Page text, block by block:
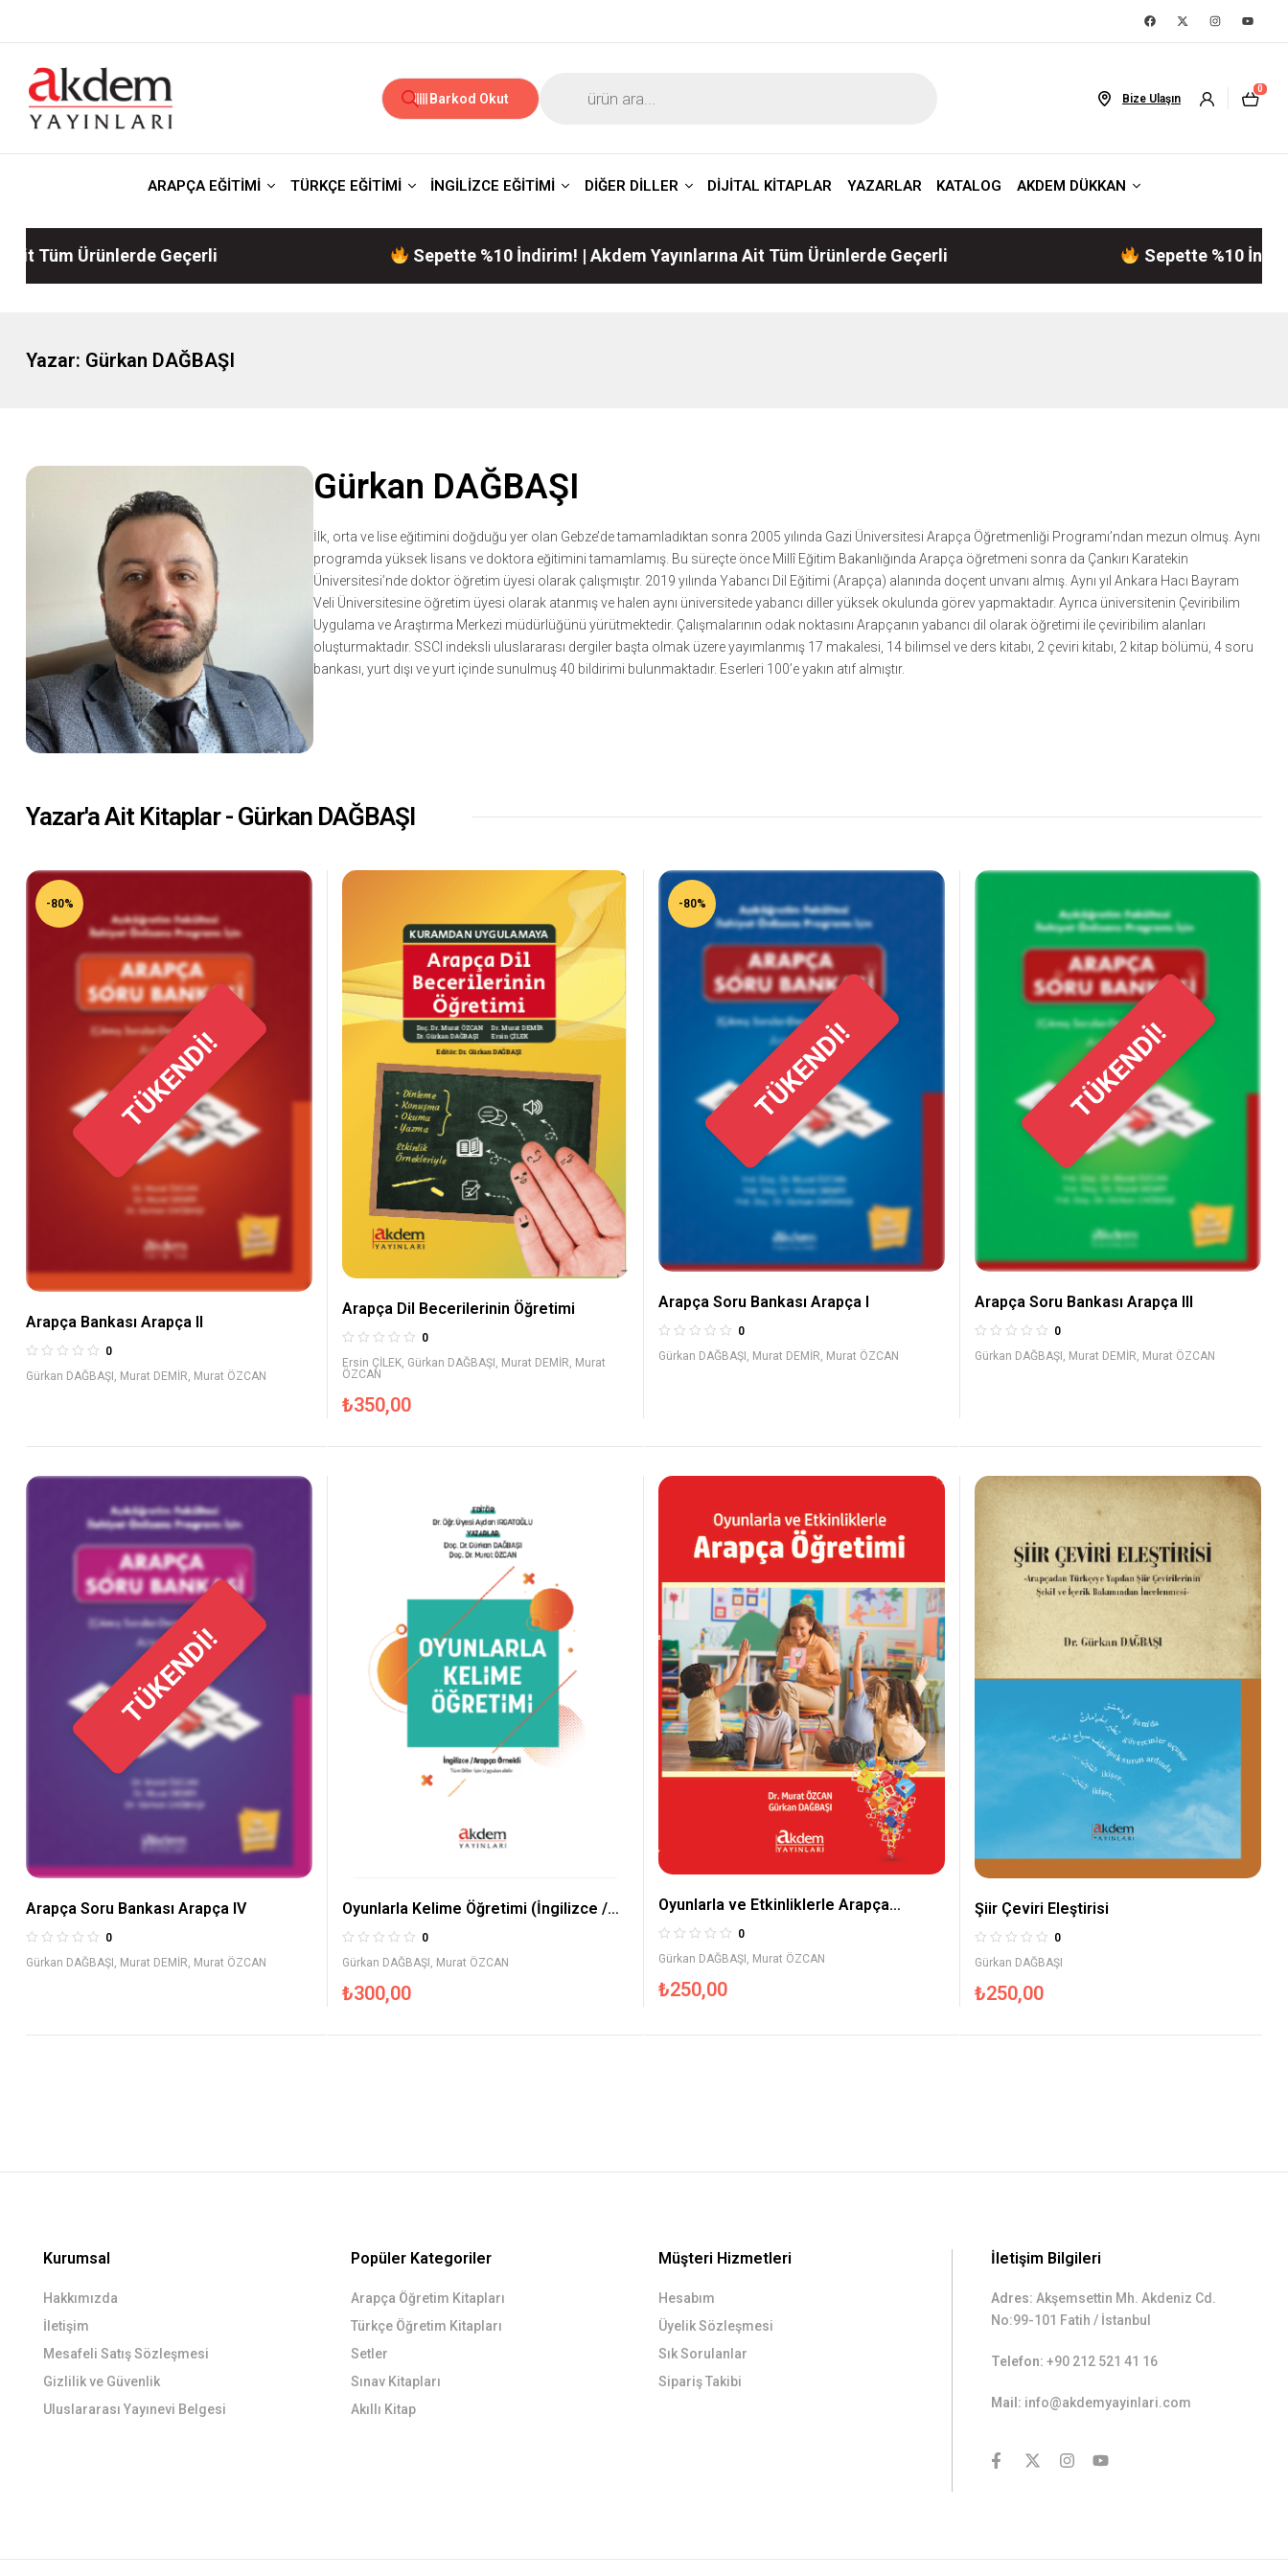
Barkod Okut Bize Ulaşın
0
ARAPÇA EĞİTİMİ TÜRKÇE EĞİTİMİ İNGİLİZCE EĞİTİMİ DİĞER DİLLER DİJİTAL KİTAPLAR YAZARLAR KATALOG AKDEM DÜKKAN
Ürünlerde Geçerli Sepette %10 İndirim! | Akdem Yayınlarına Ait Tüm Ürünlerde Geçerli Sepette %10 İndirim! |
Yazar: Gürkan DAĞBAŞI
Gürkan DAĞBAŞI
İlk, orta ve lise eğitimini doğduğu yer olan Gebze’de tamamladıktan sonra 2005 yılında Gazi Üniversitesi Arapça Öğretmenliği Programı’ndan mezun olmuş. Aynı
programda yüksek lisans ve doktora eğitimini tamamlamış. Bu süreçte önce Millî Eğitim Bakanlığında Arapça öğretmeni sonra da Çankırı Karatekin
Üniversitesi’nde doktor öğretim üyesi olarak çalışmıştır. 2019 yılında Yabancı Dil Eğitimi (Arapça) alanında doçent unvanı almış. Aynı yıl Ankara Hacı Bayram
Veli Üniversitesine öğretim üyesi olarak atanmış ve halen aynı üniversitede yabancı diller yüksek okulunda görev yapmaktadır. Ayrıca üniversitenin Çeviribilim
Uygulama ve Araştırma Merkezi müdürlüğünü yürütmektedir. Çalışmalarının odak noktasını Arapçanın yabancı dil olarak öğretimi ile çeviribilim alanları
oluşturmaktadır. SSCI indeksli uluslararası dergiler başta olmak üzere yayımlanmış 17 makalesi, 14 bilimsel ve ders kitabı, 2 çeviri kitabı, 2 kitap bölümü, 4 soru
bankası, yurt dışı ve yurt içinde sunulmuş 40 bildirimi bulunmaktadır. Eserleri 100’e yakın atıf almıştır.
Yazar'a Ait Kitaplar - Gürkan DAĞBAŞI
-80%
TÜKENDİ!
Arapça Bankası Arapça II
0
Gürkan DAĞBAŞI Murat DEMİR Murat ÖZCAN
Arapça Dil Becerilerinin Öğretimi
0
Ersin ÇİLEK, Gürkan DAĞBAŞI , Murat DEMİR, Murat
ÖZCAN
₺350,00
-80%
TÜKENDİ!
Arapça Soru Bankası Arapça I
0
Gürkan DAĞBAŞI , Murat DEMİR, Murat ÖZCAN
TÜKENDİ!
Arapça Soru Bankası Arapça III
0
Gürkan DAĞBAŞI , Murat DEMİR, Murat ÖZCAN
TÜKENDİ!
Arapça Soru Bankası Arapça IV
0
Gürkan DAĞBAŞI Murat DEMİR Murat ÖZCAN
Oyunlarla Kelime Öğretimi (İngilizce /
Arapça Örnekli)
0
Gürkan DAĞBAŞI Murat ÖZCAN
₺300,00
Oyunlarla ve Etkinliklerle Arapça
Öğretimi
0
Gürkan DAĞBAŞI , Murat ÖZCAN
₺250,00
Şiir Çeviri Eleştirisi
0
Gürkan DAĞBAŞI
₺250,00
Kurumsal
Hakkımızda
İletişim
Mesafeli Satış Sözleşmesi
Gizlilik ve Güvenlik
Uluslararası Yayınevi Belgesi
Popüler Kategoriler
Arapça Öğretim Kitapları
Türkçe Öğretim Kitapları
Setler
Sınav Kitapları
Akıllı Kitap
Müşteri Hizmetleri
Hesabım
Üyelik Sözleşmesi
Sık Sorulanlar
Sipariş Takibi
İletişim Bilgileri
Adres: Akşemsettin Mh. Akdeniz Cd.
No:99-101 Fatih / İstanbul
Telefon: +90 212 521 41 16
Mail: info@akdemyayinlari.com